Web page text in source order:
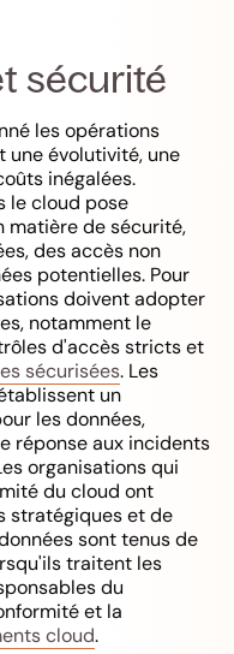
sécurité
les opérations
une évolutivité, une
inégalées.
le cloud pose
matière de sécurité,
des accès non
potentielles. Pour
doivent adopter
notamment le
d'accès stricts et
sécurisées. Les
un
les données,
réponse aux incidents
organisations qui
du cloud ont
stratégiques et de
sont tenus de
traitent les
du
et la
cloud.